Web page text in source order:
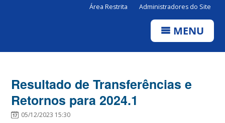
Área Restrita Administradores do Site
MENU
Resultado de Transferências e
Retornos para 2024.1
05/12/2023 15:30